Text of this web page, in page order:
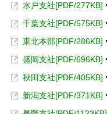
水戸支社[PDF/277KB]
千葉支社[PDF/575KB]
東北本部[PDF/286KB]
盛岡支社[PDF/696KB]
秋田支社[PDF/405KB]
新潟支社[PDF/371KB]